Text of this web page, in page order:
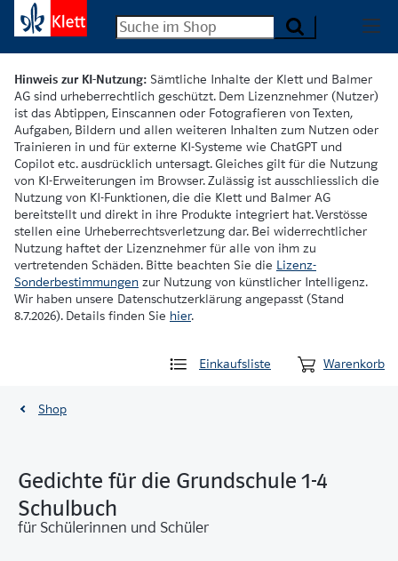
Hinweis zur KI-Nutzung: Sämtliche Inhalte der Klett und Balmer
AG sind urheberrechtlich geschützt. Dem Lizenznehmer (Nutzer)
ist das Abtippen, Einscannen oder Fotografieren von Texten,
Aufgaben, Bildern und allen weiteren Inhalten zum Nutzen oder
Trainieren in und für externe KI-Systeme wie ChatGPT und
Copilot etc. ausdrücklich untersagt. Gleiches gilt für die Nutzung
von KI-Erweiterungen im Browser. Zulässig ist ausschliesslich die
Nutzung von KI-Funktionen, die die Klett und Balmer AG
bereitstellt und direkt in ihre Produkte integriert hat. Verstösse
stellen eine Urheberrechtsverletzung dar. Bei widerrechtlicher
Nutzung haftet der Lizenznehmer für alle von ihm zu
vertretenden Schäden. Bitte beachten Sie die Lizenz-
Sonderbestimmungen zur Nutzung von künstlicher Intelligenz.
Wir haben unsere Datenschutzerklärung angepasst (Stand
8.7.2026). Details finden Sie hier.
Einkaufsliste Warenkorb
Shop
Gedichte für die Grundschule 1-4
Schulbuch
für Schülerinnen und Schüler